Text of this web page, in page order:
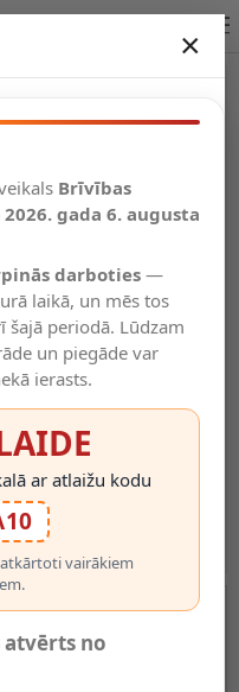
×
Brīvības
2026. gada 6. augusta
darboties—
laikā, un mēs tos
šajā periodā. Lūdzam
un piegāde var
ierasts.
ar atlaižu kodu
vairākiem
atvērts no